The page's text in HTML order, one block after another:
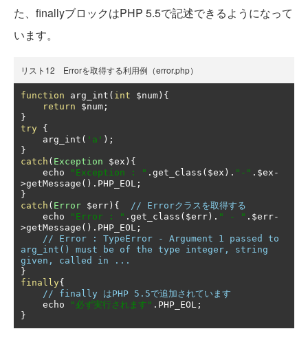
た、finallyブロックはPHP 5.5で記述できるようになって
います。
リスト12 Errorを取得する利用例（error.php）
function arg_int ( int $num ){
return $num ;
}
try
{
    arg_int
( 'a' );
}
catch ( Exception $ex ){
    echo
"Exception : " . get_class ( $ex ). "-" . $ex -
>getMessage (). PHP_EOL ;
}
catch ( Error $err ){
// Errorクラスを取得する
    echo
"Error : " . get_class ( $err ). " - " . $err-
>getMessage (). PHP_EOL ;
// Error : TypeError - Argument 1 passed to
arg_int() must be of the type integer, string
given, called in ...
}
finally{
// finally はPHP 5.5で追加されています
    echo
"必ず実行されます" . PHP_EOL ;
}